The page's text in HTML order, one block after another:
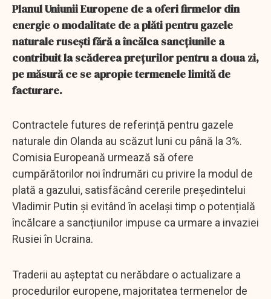
Planul Uniunii Europene de a oferi firmelor din
energie o modalitate de a plăti pentru gazele
naturale rusești fără a încălca sancțiunile a
contribuit la scăderea prețurilor pentru a doua zi,
pe măsură ce se apropie termenele limită de
facturare.
Contractele futures de referință pentru gazele
naturale din Olanda au scăzut luni cu până la 3%.
Comisia Europeană urmează să ofere
cumpărătorilor noi îndrumări cu privire la modul de
plată a gazului, satisfăcând cererile președintelui
Vladimir Putin și evitând în același timp o potențială
încălcare a sancțiunilor impuse ca urmare a invaziei
Rusiei în Ucraina.
Traderii au așteptat cu nerăbdare o actualizare a
procedurilor europene, majoritatea termenelor de